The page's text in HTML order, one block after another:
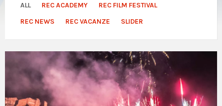
ALL REC ACADEMY
REC FILM FESTIVAL
REC NEWS
REC VACANZE SLIDER